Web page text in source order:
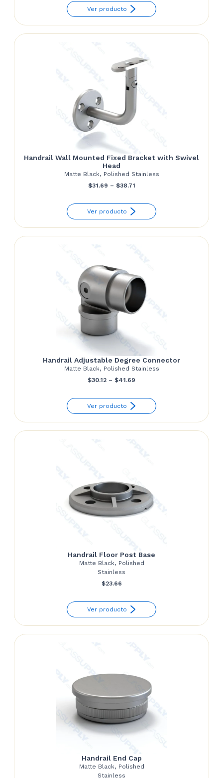
$80.15
through
Ver producto
Handrail Wall Mounted Fixed Bracket with Swivel
Head
Matte Black, Polished Stainless
$31.69 – $38.71Price
$31.69
through
Ver producto
Handrail Adjustable Degree Connector
Matte Black, Polished Stainless
$30.12 – $41.69
$30.12
through
Ver producto
Handrail Floor Post Base
Matte Black, Polished
Stainless
$23.66
Ver producto
Handrail End Cap
Matte Black, Polished
Stainless